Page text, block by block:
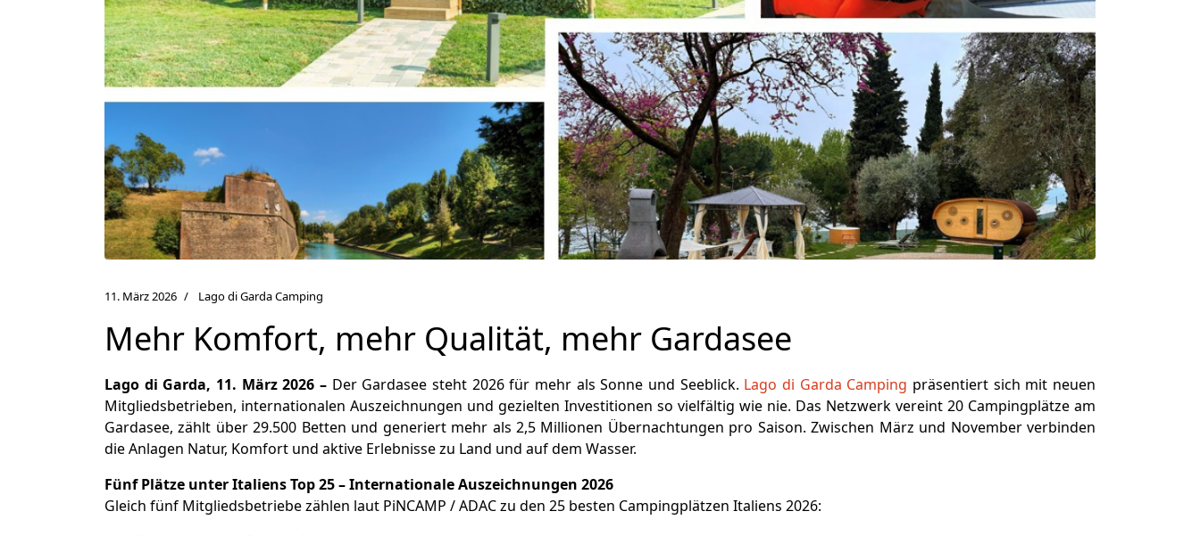
11. März 2026 Lago di Garda Camping
Mehr Komfort, mehr Qualität, mehr Gardasee
Lago di Garda, 11. März 2026 – Der Gardasee steht 2026 für mehr als Sonne und Seeblick. Lago di Garda Camping präsentiert sich mit neuen
Mitgliedsbetrieben, internationalen Auszeichnungen und gezielten Investitionen so vielfältig wie nie. Das Netzwerk vereint 20 Campingplätze am
Gardasee, zählt über 29.500 Betten und generiert mehr als 2,5 Millionen Übernachtungen pro Saison. Zwischen März und November verbinden
die Anlagen Natur, Komfort und aktive Erlebnisse zu Land und auf dem Wasser.
Fünf Plätze unter Italiens Top 25 – Internationale Auszeichnungen 2026
Gleich fünf Mitgliedsbetriebe zählen laut PiNCAMP / ADAC zu den 25 besten Campingplätzen Italiens 2026: